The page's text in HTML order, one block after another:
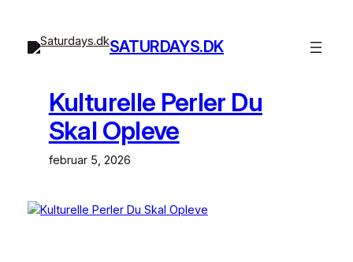
indhold
SATURDAYS.DK
Kulturelle Perler Du
Skal Opleve
februar 5, 2026